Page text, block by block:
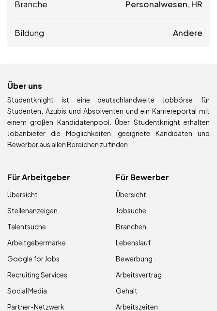
Branche Personalwesen, HR
Bildung Andere
Über uns
Studentknight ist eine deutschlandweite Jobbörse für
Studenten, Azubis und Absolventen und ein Karriereportal mit
einem großen Kandidatenpool. Über Studentknight erhalten
Jobanbieter die Möglichkeiten, geeignete Kandidaten und
Bewerber aus allen Bereichen zu finden.
Für Arbeitgeber
Übersicht
Stellenanzeigen
Talentsuche
Arbeitgebermarke
Google for Jobs
Recruiting Services
Social Media
Partner-Netzwerk
Für Bewerber
Übersicht
Jobsuche
Branchen
Lebenslauf
Bewerbung
Arbeitsvertrag
Gehalt
Arbeitszeiten